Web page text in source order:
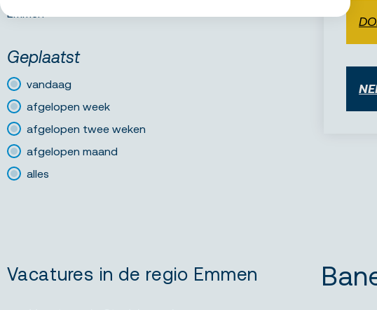
Emmen Verwijder
Geplaatst
vandaag
afgelopen week
afgelopen twee weken
afgelopen maand
alles
Vacatures in de regio Emmen